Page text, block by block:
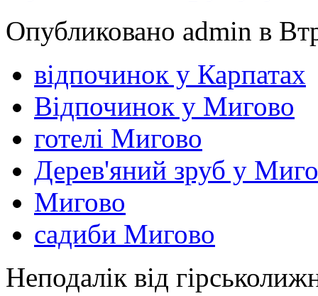
Опубликовано admin в
відпочинок у Карпатах
Відпочинок у Мигово
готелі Мигово
Дерев'яний зруб у
Мигово
садиби Мигово
Неподалік від